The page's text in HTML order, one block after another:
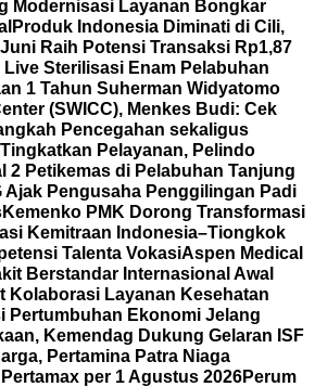
Modernisasi Layanan Bongkar
Produk Indonesia Diminati di Cili,
Raih Potensi Transaksi Rp1,87
Live Sterilisasi Enam Pelabuhan
1 Tahun Suherman Widyatomo
(SWICC), Menkes Budi: Cek
Pencegahan sekaligus
Tingkatkan Pelayanan, Pelindo
2 Petikemas di Pelabuhan Tanjung
Ajak Pengusaha Penggilingan Padi
Kemenko PMK Dorong Transformasi
Kemitraan Indonesia–Tiongkok
Talenta VokasiAspen Medical
Berstandar Internasional Awal
Kolaborasi Layanan Kesehatan
Pertumbuhan Ekonomi Jelang
Kemendag Dukung Gelaran ISF
Pertamina Patra Niaga
per 1 Agustus 2026Perum